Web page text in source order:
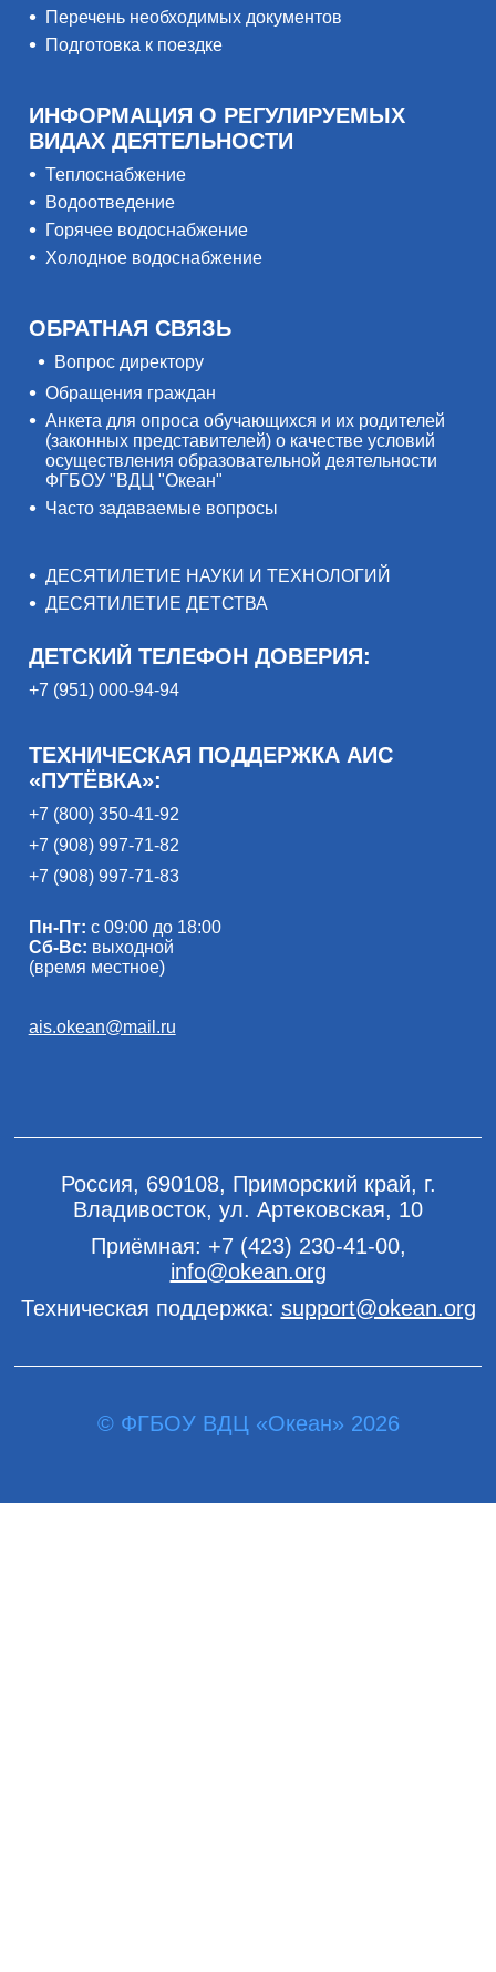
Перечень необходимых документов
Подготовка к поездке
ИНФОРМАЦИЯ О РЕГУЛИРУЕМЫХ
ВИДАХ ДЕЯТЕЛЬНОСТИ
Теплоснабжение
Водоотведение
Горячее водоснабжение
Холодное водоснабжение
ОБРАТНАЯ СВЯЗЬ
Вопрос директору
Обращения граждан
Анкета для опроса обучающихся и их родителей
(законных представителей) о качестве условий
осуществления образовательной деятельности
ФГБОУ "ВДЦ "Океан"
Часто задаваемые вопросы
ДЕСЯТИЛЕТИЕ НАУКИ И ТЕХНОЛОГИЙ
ДЕСЯТИЛЕТИЕ ДЕТСТВА
ДЕТСКИЙ ТЕЛЕФОН ДОВЕРИЯ:
+7 (951) 000-94-94
ТЕХНИЧЕСКАЯ ПОДДЕРЖКА АИС
«ПУТЁВКА»:
+7 (800) 350-41-92
+7 (908) 997-71-82
+7 (908) 997-71-83
Пн-Пт: с 09:00 до 18:00
Сб-Вс: выходной
(время местное)
ais.okean@mail.ru
Россия, 690108, Приморский край, г.
Владивосток, ул. Артековская, 10
Приёмная: +7 (423) 230-41-00,
info@okean.org
Техническая поддержка: support@okean.org
© ФГБОУ ВДЦ «Океан» 2026